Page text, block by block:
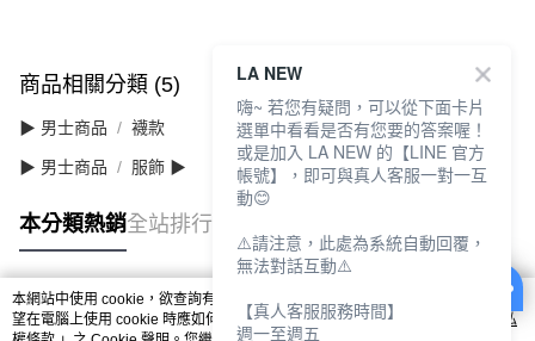
商品相關分類 (5) 查看全部
▶ 男士商品 襪款
▶ 男士商品 服飾 ▶
本分類熱銷全站排行
熱門標籤
本網站中使用 cookie，欲查詢有關本網站使用 cookie 方式之詳情，及若您不希
望在電腦上使用 cookie 時應如何變更電腦的 cookie 設定，請參閱本網站「
隱私
LA NEW
嗨~ 若您有疑問，可以從下面卡片
選單中看看是否有您要的答案喔！
或是加入 LA NEW 的【LINE 官方
帳號】，即可與真人客服一對一互
動😊
⚠️請注意，此處為系統自動回覆，
無法對話互動⚠️
【真人客服服務時間】
週一至週五